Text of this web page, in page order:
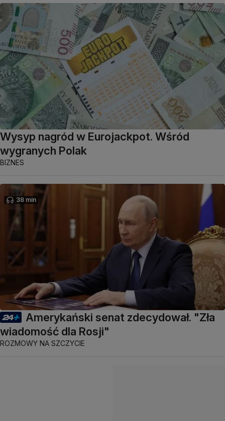
Wysyp nagród w Eurojackpot. Wśród
wygranych Polak
BIZNES
38 min
Amerykański senat zdecydował. "Zła
wiadomość dla Rosji"
ROZMOWY NA SZCZYCIE